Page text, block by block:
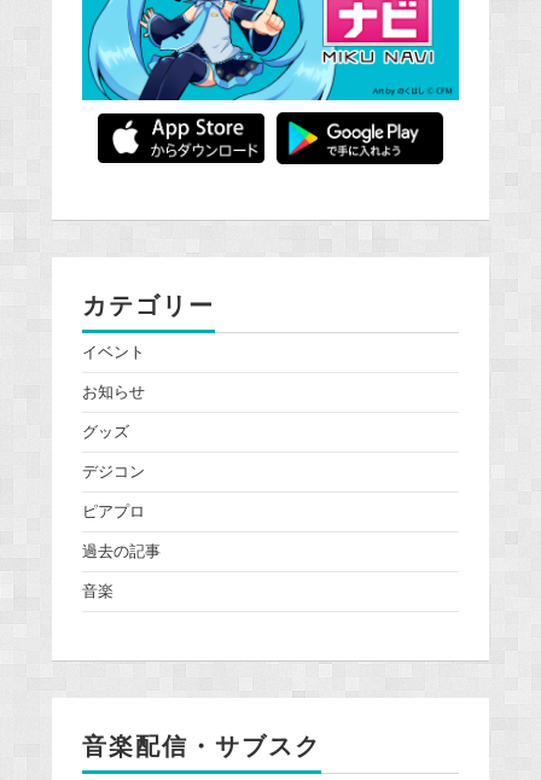
カテゴリー
イベント
お知らせ
グッズ
デジコン
ピアプロ
過去の記事
音楽
音楽配信・サブスク